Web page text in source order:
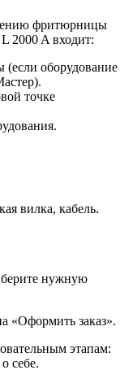
фритюрницы
2000 A входит:
оборудование
точке
вилка, кабель.
нужную
«Оформить заказ».
этапам:
себе.